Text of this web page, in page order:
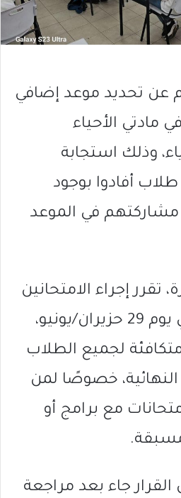
عن تحديد موعد إضافي
مادتي الأحياء
وذلك استجابة
أفادوا بوجود
في الموعد
تقرر إجراء الامتحانين
في الموعد الإضافي يوم 29 حزيران/يونيو،
لجميع الطلاب
النهائية، خصوصًا لمن
مع برامج أو
جاء بعد مراجعة